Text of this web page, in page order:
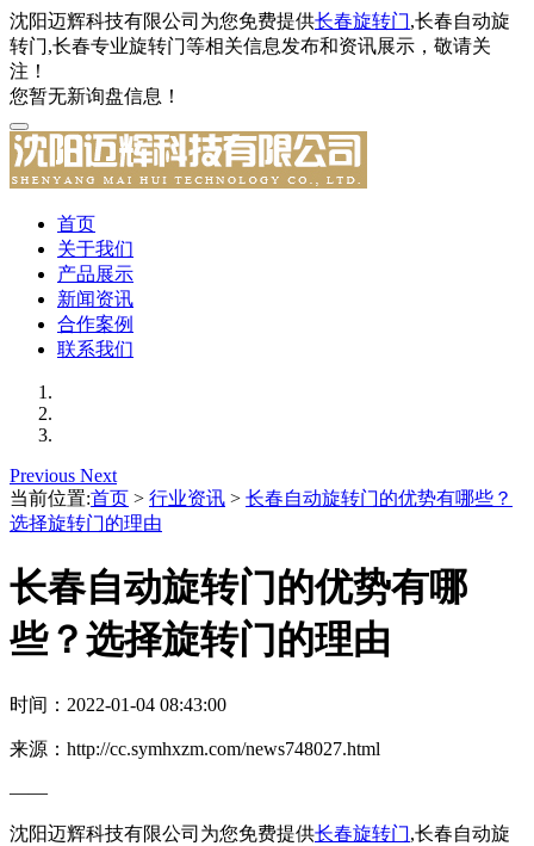
沈阳迈辉科技有限公司为您免费提供长春旋转门,长春自动旋
转门,长春专业旋转门等相关信息发布和资讯展示，敬请关
注！
您暂无新询盘信息！
首页
关于我们
产品展示
新闻资讯
合作案例
联系我们
Previous Next
当前位置:首页 > 行业资讯 > 长春自动旋转门的优势有哪些？
选择旋转门的理由
长春自动旋转门的优势有哪
些？选择旋转门的理由
时间：2022-01-04 08:43:00
来源：http://cc.symhxzm.com/news748027.html
——
沈阳迈辉科技有限公司为您免费提供长春旋转门,长春自动旋